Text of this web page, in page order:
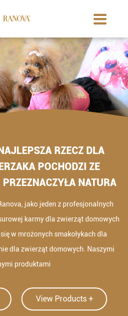
RZECZ DLA
POCHODZI ZE
NATURA
jako jeden z profesjonalnych
karmy dla zwierząt domowych
w mrożonych smakołykach dla
dla zwierząt domowych. Naszymi
produktami
View Products +